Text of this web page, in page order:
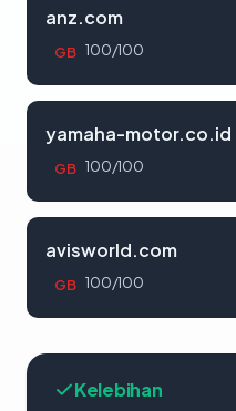
anz.com
GB 100/100
yamaha-motor.co.id
GB 100/100
avisworld.com
GB 100/100
Kelebihan